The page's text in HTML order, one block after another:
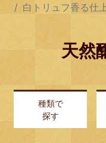
白トリュフ香る仕
天然
種類で
探す